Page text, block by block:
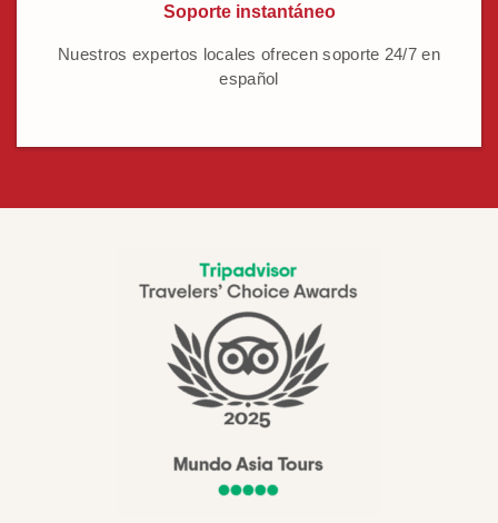
Soporte instantáneo
Nuestros expertos locales ofrecen soporte 24/7 en
español